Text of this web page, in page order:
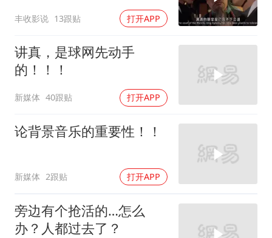
丰收影说 13跟贴 打开APP
讲真，是球网先动手
的！！！
新媒体 40跟贴 打开APP
论背景音乐的重要性！！
新媒体 2跟贴 打开APP
旁边有个抢活的…怎么
办？人都过去了？